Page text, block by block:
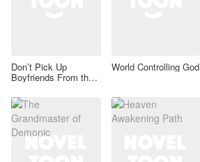
Don’t Pick Up
Boyfriends From the
World Controlling God